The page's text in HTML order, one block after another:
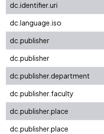
dc.identifier.uri
dc.language.iso
dc.publisher
dc.publisher
dc.publisher.department
dc.publisher.faculty
dc.publisher.place
dc.publisher.place